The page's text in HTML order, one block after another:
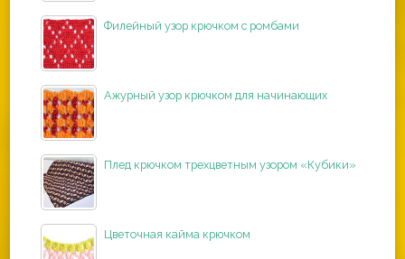
Филейный узор крючком с ромбами
Ажурный узор крючком для начинающих
Плед крючком трехцветным узором «Кубики»
Цветочная кайма крючком